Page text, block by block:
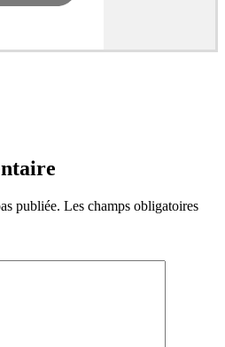
publiée. Les champs obligatoires